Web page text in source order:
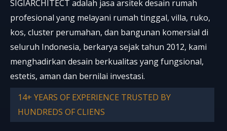
SIGIARCHITECT adalah jasa arsitek desain rumah
profesional yang melayani rumah tinggal, villa, ruko,
kos, cluster perumahan, dan bangunan komersial di
seluruh Indonesia, berkarya sejak tahun 2012, kami
menghadirkan desain berkualitas yang fungsional,
estetis, aman dan bernilai investasi.
14+ YEARS OF EXPERIENCE TRUSTED BY
HUNDREDS OF CLIENS